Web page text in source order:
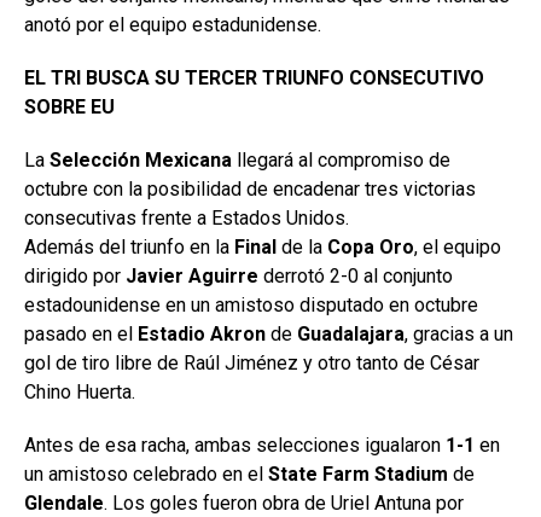
anotó por el equipo estadunidense.
EL TRI BUSCA SU TERCER TRIUNFO CONSECUTIVO
SOBRE EU
La Selección Mexicana llegará al compromiso de
octubre con la posibilidad de encadenar tres victorias
consecutivas frente a Estados Unidos.
Además del triunfo en la Final de la Copa Oro, el equipo
dirigido por Javier Aguirre derrotó 2-0 al conjunto
estadounidense en un amistoso disputado en octubre
pasado en el Estadio Akron de Guadalajara, gracias a un
gol de tiro libre de Raúl Jiménez y otro tanto de César
Chino Huerta.
Antes de esa racha, ambas selecciones igualaron 1-1 en
un amistoso celebrado en el State Farm Stadium de
Glendale. Los goles fueron obra de Uriel Antuna por